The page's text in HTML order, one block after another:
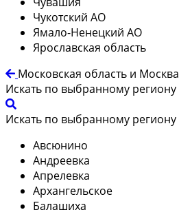
Чукотский АО
Ямало-Ненецкий АО
Ярославская область
Московская область и Москва
Искать по выбранному региону
Искать по выбранному региону
Авсюнино
Андреевка
Апрелевка
Архангельское
Балашиха